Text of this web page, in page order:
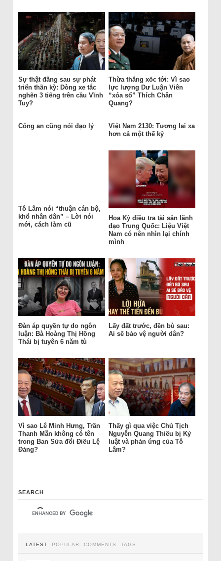
Sự thật đằng sau sự phát
triển thần kỳ: Dòng xe tắc
nghẽn 3 tiếng trên cầu Vĩnh
Tuy?
Thừa thắng xốc tới: Vì sao
lực lượng Dư Luận Viên
“xóa sổ” Thích Chân
Quang?
Công an cũng nói đạo lý
Việt Nam 2130: Tương lai xa
hơn cả một thế kỷ
Tô Lâm nói “thuận cán bộ,
khổ nhân dân” – Lời nói
mới, cách làm cũ
Hoa Kỳ điều tra tài sản lãnh
đạo Trung Quốc: Liệu Việt
Nam có nên nhìn lại chính
mình
Đàn áp quyền tự do ngôn
luận: Bà Hoàng Thị Hồng
Thái bị tuyên 6 năm tù
Lấy đất trước, đền bù sau:
Ai sẽ bảo vệ người dân?
Vì sao Lê Minh Hưng, Trần
Thanh Mẫn không có tên
trong Ban Sửa đổi Điều Lệ
Đảng?
Thấy gì qua việc Chủ Tịch
Nguyễn Quang Thiều bị Kỷ
luật và phản ứng của Tô
Lâm?
SEARCH
LATEST POPULAR COMMENTS TAGS